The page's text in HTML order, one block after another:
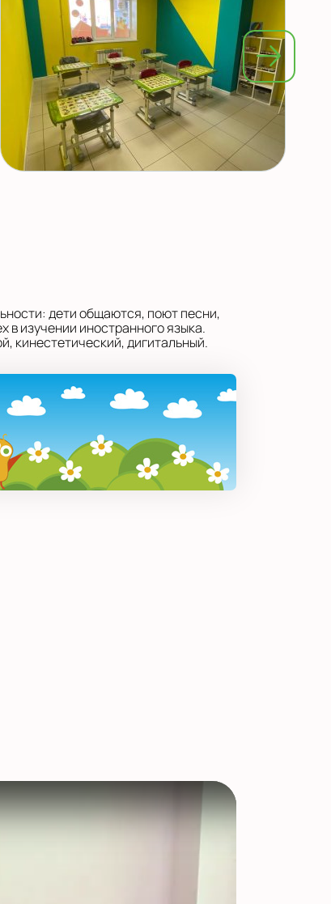
дети общаются, поют песни,
в изучении иностранного языка.
кинестетический, дигитальный.